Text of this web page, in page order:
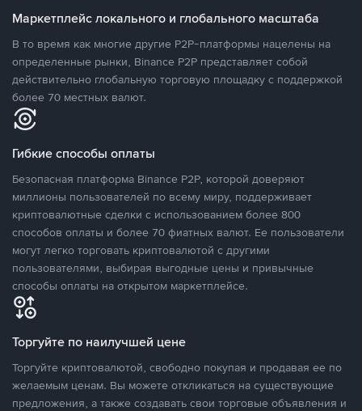
Маркетплейс локального и глобального масштаба
В то время как многие другие P2P-платформы нацелены на
определенные рынки, Binance P2P представляет собой
действительно глобальную торговую площадку с поддержкой
более 70 местных валют.
Гибкие способы оплаты
Безопасная платформа Binance P2P, которой доверяют
миллионы пользователей по всему миру, поддерживает
криптовалютные сделки с использованием более 800
способов оплаты и более 70 фиатных валют. Ее пользователи
могут легко торговать криптовалютой с другими
пользователями, выбирая выгодные цены и привычные
способы оплаты на открытом маркетплейсе.
Торгуйте по наилучшей цене
Торгуйте криптовалютой, свободно покупая и продавая ее по
желаемым ценам. Вы можете откликаться на существующие
предложения, а также создавать свои торговые объявления и